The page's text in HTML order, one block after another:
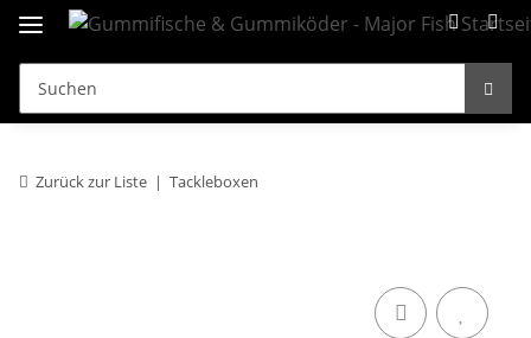
Zurück zur Liste Tackleboxen